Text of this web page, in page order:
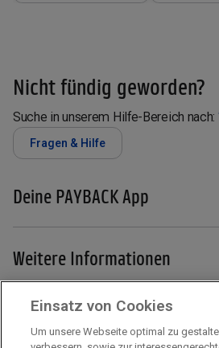
Nicht fündig geworden?
Suche in unserem Hilfe-Bereich nach:
Fragen & Hilfe
Deine PAYBACK App
Weitere Informationen
Einsatz von Cookies
Um unsere Webseite optimal zu